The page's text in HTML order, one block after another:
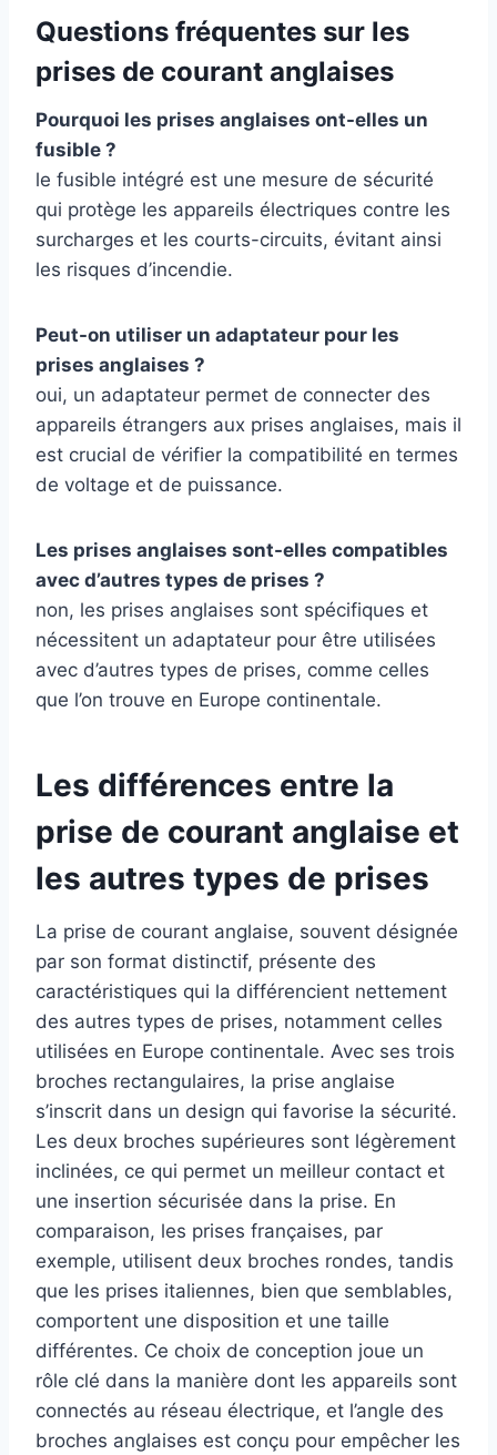
Questions fréquentes sur les
prises de courant anglaises
Pourquoi les prises anglaises ont-elles un
fusible ?
le fusible intégré est une mesure de sécurité
qui protège les appareils électriques contre les
surcharges et les courts-circuits, évitant ainsi
les risques d’incendie.
Peut-on utiliser un adaptateur pour les
prises anglaises ?
oui, un adaptateur permet de connecter des
appareils étrangers aux prises anglaises, mais il
est crucial de vérifier la compatibilité en termes
de voltage et de puissance.
Les prises anglaises sont-elles compatibles
avec d’autres types de prises ?
non, les prises anglaises sont spécifiques et
nécessitent un adaptateur pour être utilisées
avec d’autres types de prises, comme celles
que l’on trouve en Europe continentale.
Les différences entre la
prise de courant anglaise et
les autres types de prises
La prise de courant anglaise, souvent désignée
par son format distinctif, présente des
caractéristiques qui la différencient nettement
des autres types de prises, notamment celles
utilisées en Europe continentale. Avec ses trois
broches rectangulaires, la prise anglaise
s’inscrit dans un design qui favorise la sécurité.
Les deux broches supérieures sont légèrement
inclinées, ce qui permet un meilleur contact et
une insertion sécurisée dans la prise. En
comparaison, les prises françaises, par
exemple, utilisent deux broches rondes, tandis
que les prises italiennes, bien que semblables,
comportent une disposition et une taille
différentes. Ce choix de conception joue un
rôle clé dans la manière dont les appareils sont
connectés au réseau électrique, et l’angle des
broches anglaises est conçu pour empêcher les